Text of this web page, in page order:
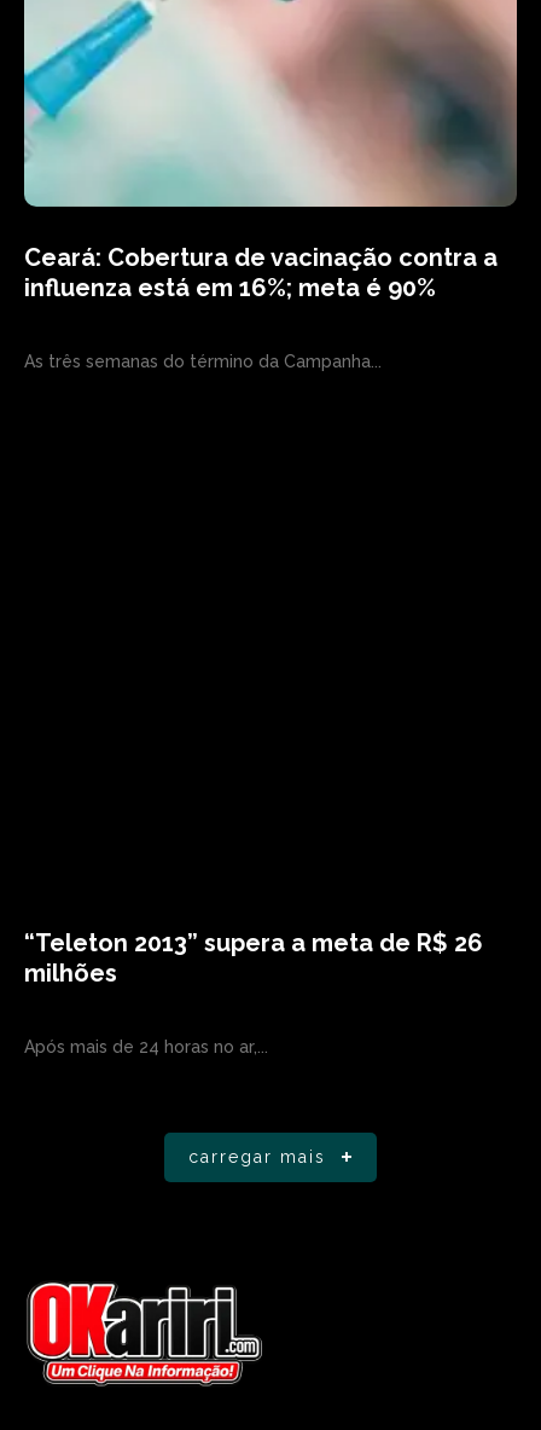
Ceará: Cobertura de vacinação contra a
influenza está em 16%; meta é 90%
As três semanas do término da Campanha...
“Teleton 2013” supera a meta de R$ 26
milhões
Após mais de 24 horas no ar,...
carregar mais